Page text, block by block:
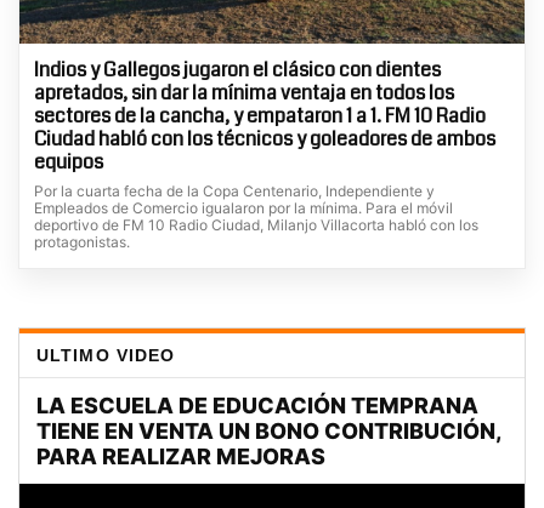
Indios y Gallegos jugaron el clásico con dientes
apretados, sin dar la mínima ventaja en todos los
sectores de la cancha, y empataron 1 a 1. FM 10 Radio
Ciudad habló con los técnicos y goleadores de ambos
equipos
Por la cuarta fecha de la Copa Centenario, Independiente y
Empleados de Comercio igualaron por la mínima. Para el móvil
deportivo de FM 10 Radio Ciudad, Milanjo Villacorta habló con los
protagonistas.
ULTIMO VIDEO